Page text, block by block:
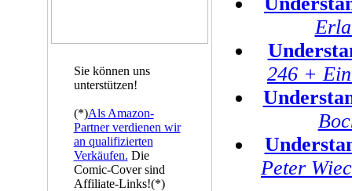
Sie können uns
unterstützen!
(*)Als Amazon-
Partner verdienen wir
an qualifizierten
Verkäufen. Die
Comic-Cover sind
Affiliate-Links!(*)
246 +
Peter